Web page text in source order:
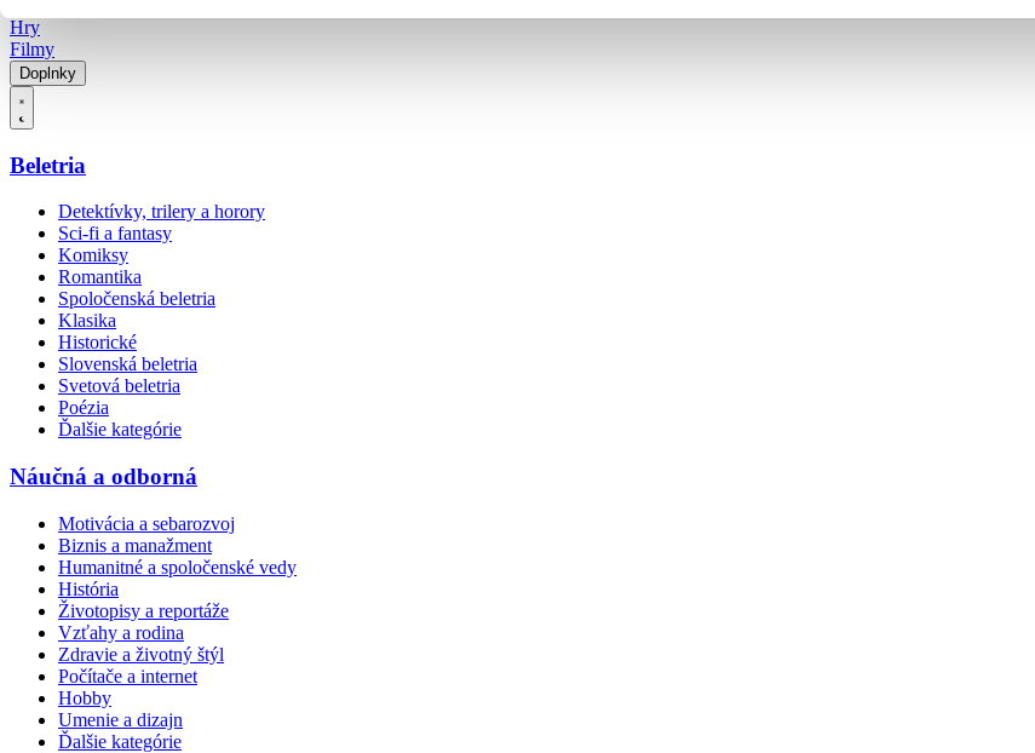
Hry
Filmy
Doplnky
Beletria
Detektívky, trilery a horory
Sci-fi a fantasy
Komiksy
Romantika
Spoločenská beletria
Klasika
Historické
Slovenská beletria
Svetová beletria
Poézia
Ďalšie kategórie
Náučná a odborná
Motivácia a sebarozvoj
Biznis a manažment
Humanitné a spoločenské vedy
História
Životopisy a reportáže
Vzťahy a rodina
Zdravie a životný štýl
Počítače a internet
Hobby
Umenie a dizajn
Ďalšie kategórie